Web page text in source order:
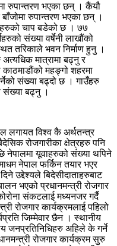
रुपान्तरण भएका छन् । कैंयौ
रुपान्तरण भएका छन् ।
चाप बडेको छ । ७७
संख्या वर्षेनी लाखौंको
तरिकाले भवन निर्माण हुनु ।
मात्रामा बढ्नु र
महङ्गो शहरमा
संख्या बढ्दो छ । गाउँहरु
संख्या बढ्नु ।
लगायत विश्व कै अर्थतन्त्र
रोजगारीका क्षेत्रहरु पनि
नेपालमा यूवाहरुको संख्या थपिने
नेपाल फर्किन तयार भएर
उद्देश्यले बिदेसीदाताहरुबाट
भएको प्रधानमन्त्री रोजगार
संकटलाई मध्यनजर गर्दै
रोजगार कार्यक्रमलाई पहिलो
जिम्मेवार छैन । स्थानीय
जनप्रतिनिधिहरु अहिले के गर्ने
रोजगार कार्यक्रम सुरु